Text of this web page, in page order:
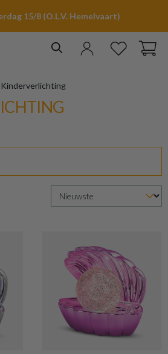
15/8 (O.L.V. Hemelvaart)
Kinderverlichting